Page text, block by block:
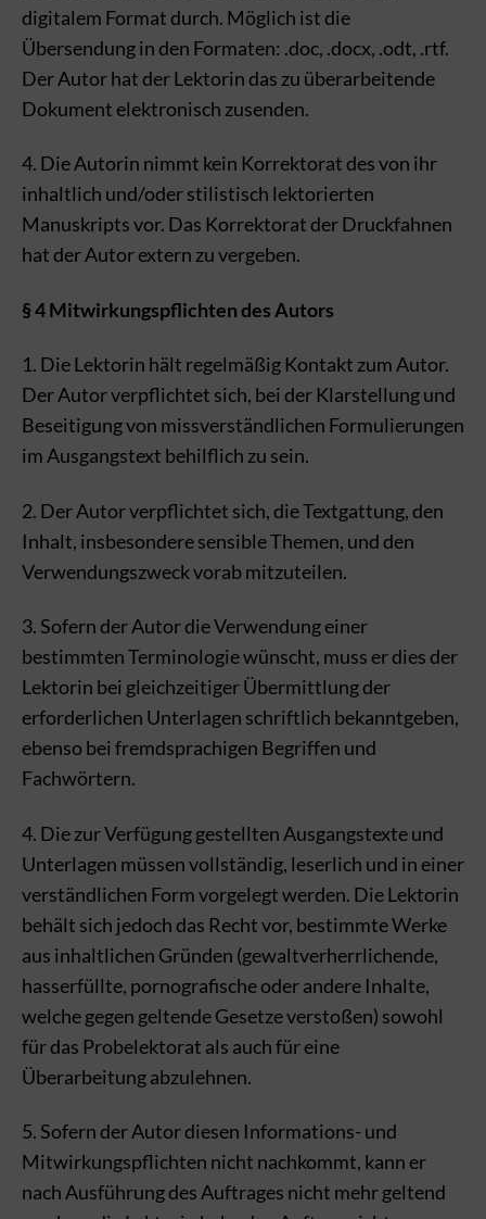
digitalem Format durch. Möglich ist die
Übersendung in den Formaten: .doc, .docx, .odt, .rtf.
Der Autor hat der Lektorin das zu überarbeitende
Dokument elektronisch zusenden.
4. Die Autorin nimmt kein Korrektorat des von ihr
inhaltlich und/oder stilistisch lektorierten
Manuskripts vor. Das Korrektorat der Druckfahnen
hat der Autor extern zu vergeben.
§ 4 Mitwirkungspflichten des Autors
1. Die Lektorin hält regelmäßig Kontakt zum Autor.
Der Autor verpflichtet sich, bei der Klarstellung und
Beseitigung von missverständlichen Formulierungen
im Ausgangstext behilflich zu sein.
2. Der Autor verpflichtet sich, die Textgattung, den
Inhalt, insbesondere sensible Themen, und den
Verwendungszweck vorab mitzuteilen.
3. Sofern der Autor die Verwendung einer
bestimmten Terminologie wünscht, muss er dies der
Lektorin bei gleichzeitiger Übermittlung der
erforderlichen Unterlagen schriftlich bekanntgeben,
ebenso bei fremdsprachigen Begriffen und
Fachwörtern.
4. Die zur Verfügung gestellten Ausgangstexte und
Unterlagen müssen vollständig, leserlich und in einer
verständlichen Form vorgelegt werden. Die Lektorin
behält sich jedoch das Recht vor, bestimmte Werke
aus inhaltlichen Gründen (gewaltverherrlichende,
hasserfüllte, pornografische oder andere Inhalte,
welche gegen geltende Gesetze verstoßen) sowohl
für das Probelektorat als auch für eine
Überarbeitung abzulehnen.
5. Sofern der Autor diesen Informations- und
Mitwirkungspflichten nicht nachkommt, kann er
nach Ausführung des Auftrages nicht mehr geltend